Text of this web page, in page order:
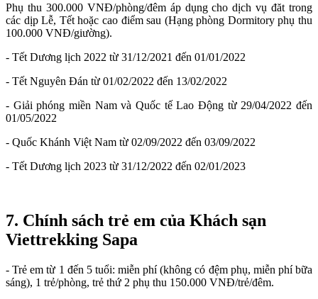
Phụ thu 300.000 VNĐ/phòng/đêm áp dụng cho dịch vụ đăt trong
các dịp Lễ, Tết hoặc cao điểm sau (Hạng phòng Dormitory phụ thu
100.000 VNĐ/giường).
- Tết Dương lịch 2022 từ 31/12/2021 đến 01/01/2022
- Tết Nguyên Đán từ 01/02/2022 đến 13/02/2022
- Giải phóng miền Nam và Quốc tế Lao Động từ 29/04/2022 đến
01/05/2022
- Quốc Khánh Việt Nam từ 02/09/2022 đến 03/09/2022
- Tết Dương lịch 2023 từ 31/12/2022 đến 02/01/2023
7. Chính sách trẻ em của Khách sạn
Viettrekking Sapa
- Trẻ em từ 1 đến 5 tuổi: miễn phí (không có đệm phụ, miễn phí bữa
sáng), 1 trẻ/phòng, trẻ thứ 2 phụ thu 150.000 VNĐ/trẻ/đêm.